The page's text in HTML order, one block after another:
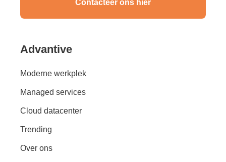
Contacteer ons hier
Advantive
Moderne werkplek
Managed services
Cloud datacenter
Trending
Over ons